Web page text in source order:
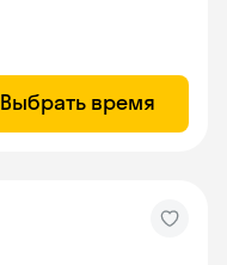
Выбрать время